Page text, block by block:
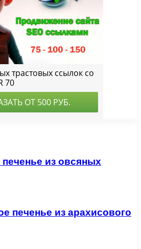
из овсяных
печенье из арахисового